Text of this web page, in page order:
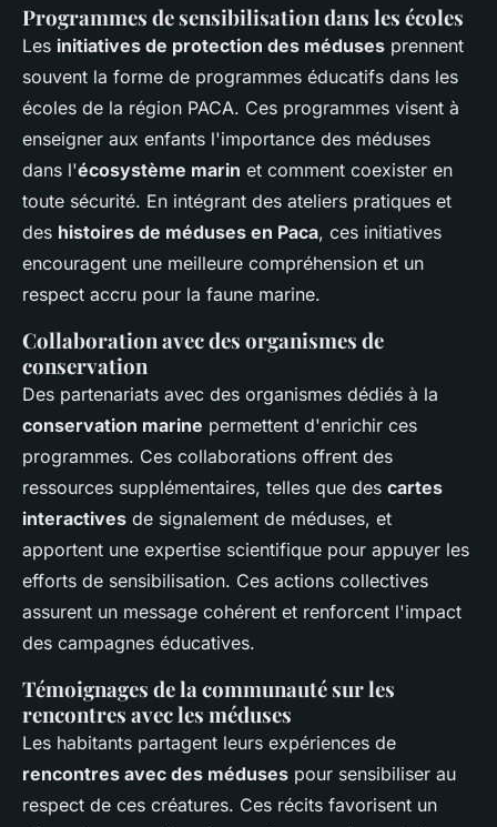
Programmes de sensibilisation dans les écoles
Les initiatives de protection des méduses prennent
souvent la forme de programmes éducatifs dans les
écoles de la région PACA. Ces programmes visent à
enseigner aux enfants l'importance des méduses
dans l'écosystème marin et comment coexister en
toute sécurité. En intégrant des ateliers pratiques et
des histoires de méduses en Paca, ces initiatives
encouragent une meilleure compréhension et un
respect accru pour la faune marine.
Collaboration avec des organismes de
conservation
Des partenariats avec des organismes dédiés à la
conservation marine permettent d'enrichir ces
programmes. Ces collaborations offrent des
ressources supplémentaires, telles que des cartes
interactives de signalement de méduses, et
apportent une expertise scientifique pour appuyer les
efforts de sensibilisation. Ces actions collectives
assurent un message cohérent et renforcent l'impact
des campagnes éducatives.
Témoignages de la communauté sur les
rencontres avec les méduses
Les habitants partagent leurs expériences de
rencontres avec des méduses pour sensibiliser au
respect de ces créatures. Ces récits favorisent un